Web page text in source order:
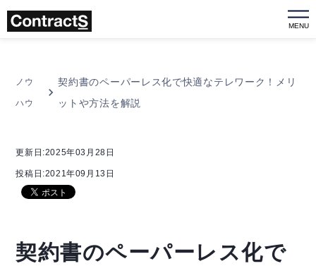
MENU
ノウ
ハウ
契約書のペーパーレス化で快適なテレワーク！メリ
ットや方法を解説
更新日:2025年03月28日
投稿日:2021年09月13日
契約書のペーパーレス化で